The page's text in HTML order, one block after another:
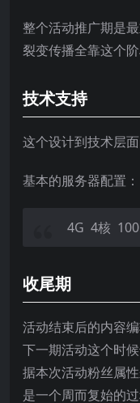
整个活动推广期是
裂变传播全靠这个阶
技术支持
这个设计到技术层
基本的服务器配置：
4G 4核
收尾期
活动结束后的内容
下一期活动这个时
据本次活动粉丝属
是一个周而复始的过